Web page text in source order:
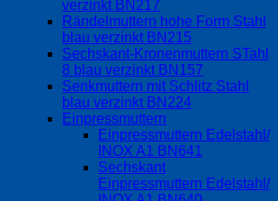
verzinkt BN217
Rändelmuttern hohe Form Stahl
blau verzinkt BN215
Sechskant-Kronenmuttern STahl
8 blau verzinkt BN157
Senkmuttern mit Schlitz Stahl
blau verzinkt BN224
Einpressmuttern
Einpressmuttern Edelstahl/
INOX A1 BN641
Sechskant
Einpressmuttern Edelstahl/